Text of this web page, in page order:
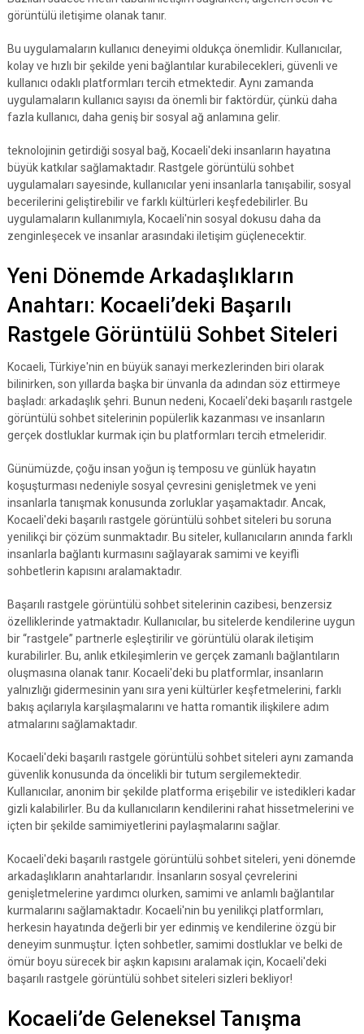
görüntülü iletişime olanak tanır.
Bu uygulamaların kullanıcı deneyimi oldukça önemlidir. Kullanıcılar,
kolay ve hızlı bir şekilde yeni bağlantılar kurabilecekleri, güvenli ve
kullanıcı odaklı platformları tercih etmektedir. Aynı zamanda
uygulamaların kullanıcı sayısı da önemli bir faktördür, çünkü daha
fazla kullanıcı, daha geniş bir sosyal ağ anlamına gelir.
teknolojinin getirdiği sosyal bağ, Kocaeli'deki insanların hayatına
büyük katkılar sağlamaktadır. Rastgele görüntülü sohbet
uygulamaları sayesinde, kullanıcılar yeni insanlarla tanışabilir, sosyal
becerilerini geliştirebilir ve farklı kültürleri keşfedebilirler. Bu
uygulamaların kullanımıyla, Kocaeli'nin sosyal dokusu daha da
zenginleşecek ve insanlar arasındaki iletişim güçlenecektir.
Yeni Dönemde Arkadaşlıkların
Anahtarı: Kocaeli’deki Başarılı
Rastgele Görüntülü Sohbet Siteleri
Kocaeli, Türkiye'nin en büyük sanayi merkezlerinden biri olarak
bilinirken, son yıllarda başka bir ünvanla da adından söz ettirmeye
başladı: arkadaşlık şehri. Bunun nedeni, Kocaeli'deki başarılı rastgele
görüntülü sohbet sitelerinin popülerlik kazanması ve insanların
gerçek dostluklar kurmak için bu platformları tercih etmeleridir.
Günümüzde, çoğu insan yoğun iş temposu ve günlük hayatın
koşuşturması nedeniyle sosyal çevresini genişletmek ve yeni
insanlarla tanışmak konusunda zorluklar yaşamaktadır. Ancak,
Kocaeli'deki başarılı rastgele görüntülü sohbet siteleri bu soruna
yenilikçi bir çözüm sunmaktadır. Bu siteler, kullanıcıların anında farklı
insanlarla bağlantı kurmasını sağlayarak samimi ve keyifli
sohbetlerin kapısını aralamaktadır.
Başarılı rastgele görüntülü sohbet sitelerinin cazibesi, benzersiz
özelliklerinde yatmaktadır. Kullanıcılar, bu sitelerde kendilerine uygun
bir “rastgele” partnerle eşleştirilir ve görüntülü olarak iletişim
kurabilirler. Bu, anlık etkileşimlerin ve gerçek zamanlı bağlantıların
oluşmasına olanak tanır. Kocaeli'deki bu platformlar, insanların
yalnızlığı gidermesinin yanı sıra yeni kültürler keşfetmelerini, farklı
bakış açılarıyla karşılaşmalarını ve hatta romantik ilişkilere adım
atmalarını sağlamaktadır.
Kocaeli'deki başarılı rastgele görüntülü sohbet siteleri aynı zamanda
güvenlik konusunda da öncelikli bir tutum sergilemektedir.
Kullanıcılar, anonim bir şekilde platforma erişebilir ve istedikleri kadar
gizli kalabilirler. Bu da kullanıcıların kendilerini rahat hissetmelerini ve
içten bir şekilde samimiyetlerini paylaşmalarını sağlar.
Kocaeli'deki başarılı rastgele görüntülü sohbet siteleri, yeni dönemde
arkadaşlıkların anahtarlarıdır. İnsanların sosyal çevrelerini
genişletmelerine yardımcı olurken, samimi ve anlamlı bağlantılar
kurmalarını sağlamaktadır. Kocaeli'nin bu yenilikçi platformları,
herkesin hayatında değerli bir yer edinmiş ve kendilerine özgü bir
deneyim sunmuştur. İçten sohbetler, samimi dostluklar ve belki de
ömür boyu sürecek bir aşkın kapısını aralamak için, Kocaeli'deki
başarılı rastgele görüntülü sohbet siteleri sizleri bekliyor!
Kocaeli’de Geleneksel Tanışma